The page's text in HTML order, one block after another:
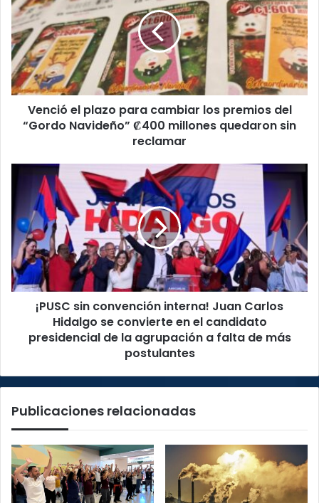
plazo
para
cambiar
los
premios
del
“Gordo
Navideño”
₡400
sin
reclamar
Venció el plazo para cambiar los premios del
“Gordo Navideño” ₡400 millones quedaron sin
reclamar
convención
interna!
Juan
Carlos
Hidalgo
se
convierte
candidato
la
a
más
postulantes
¡PUSC sin convención interna! Juan Carlos
Hidalgo se convierte en el candidato
presidencial de la agrupación a falta de más
postulantes
Publicaciones relacionadas